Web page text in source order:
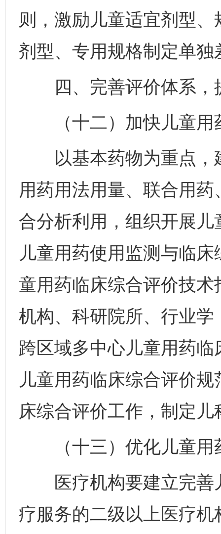
则，激励儿童适宜剂型
剂型、专用规格制定单独
四、完善评价体系，
（十二）加快儿童用
以基本药物为重点，
用药用法用量、联合用
合分析利用，组织开展
儿童用药使用监测与临
童用药临床综合评价技
机构、科研院所、行业
跨区域多中心儿童用药
儿童用药临床综合评价
床综合评价工作，制定
（十三）优化儿童用
医疗机构要建立完善
疗服务的二级以上医疗